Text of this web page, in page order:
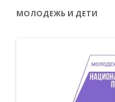
МОЛОДЕЖЬ И ДЕТИ